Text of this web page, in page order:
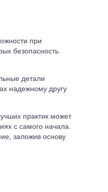
при
безопасность
детали
надежному другу
практик может
с самого начала.
заложив основу